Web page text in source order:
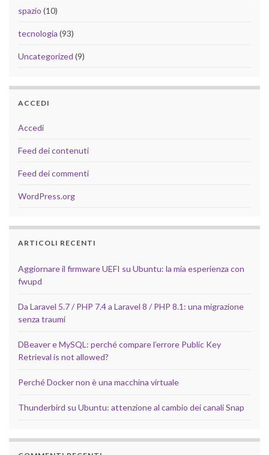
spazio (10)
tecnologia (93)
Uncategorized (9)
ACCEDI
Accedi
Feed dei contenuti
Feed dei commenti
WordPress.org
ARTICOLI RECENTI
Aggiornare il firmware UEFI su Ubuntu: la mia esperienza con
fwupd
Da Laravel 5.7 / PHP 7.4 a Laravel 8 / PHP 8.1: una migrazione
senza traumi
DBeaver e MySQL: perché compare l’errore Public Key
Retrieval is not allowed?
Perché Docker non è una macchina virtuale
Thunderbird su Ubuntu: attenzione al cambio dei canali Snap